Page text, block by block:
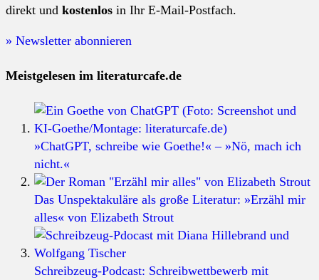
direkt und kostenlos in Ihr E-Mail-Postfach.
» Newsletter abonnieren
Meistgelesen im literaturcafe.de
»ChatGPT, schreibe wie Goethe!« – »Nö, mach ich
nicht.«
Das Unspektakuläre als große Literatur: »Erzähl mir
alles« von Elizabeth Strout
Schreibzeug-Podcast: Schreibwettbewerb mit